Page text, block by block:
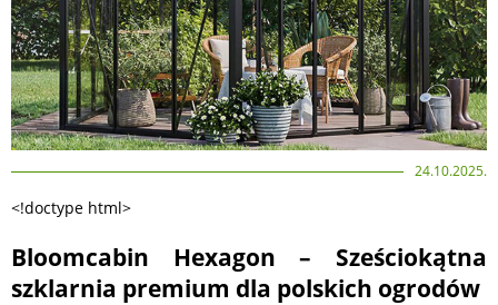
24.10.2025.
<!doctype html>
Bloomcabin Hexagon – Sześciokątna
szklarnia premium dla polskich ogrodów